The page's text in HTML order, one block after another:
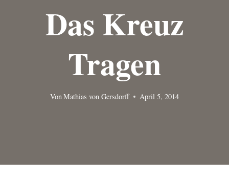
Das Kreuz
Tragen
VonMathias von Gersdorff April 5, 2014